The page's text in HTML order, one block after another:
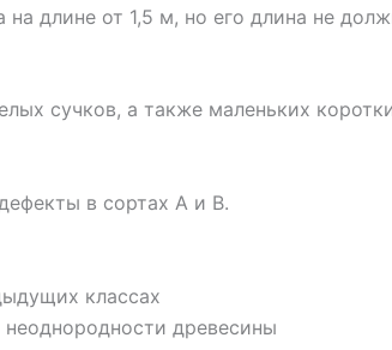
длине от 1,5 м, но его длина не
сучков, а также маленьких
в сортах А и В.
классах
древесины